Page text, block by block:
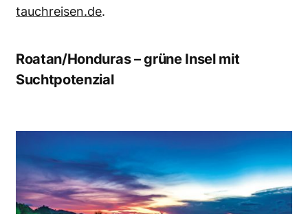
tauchreisen.de.
Roatan/Honduras – grüne Insel mit
Suchtpotenzial